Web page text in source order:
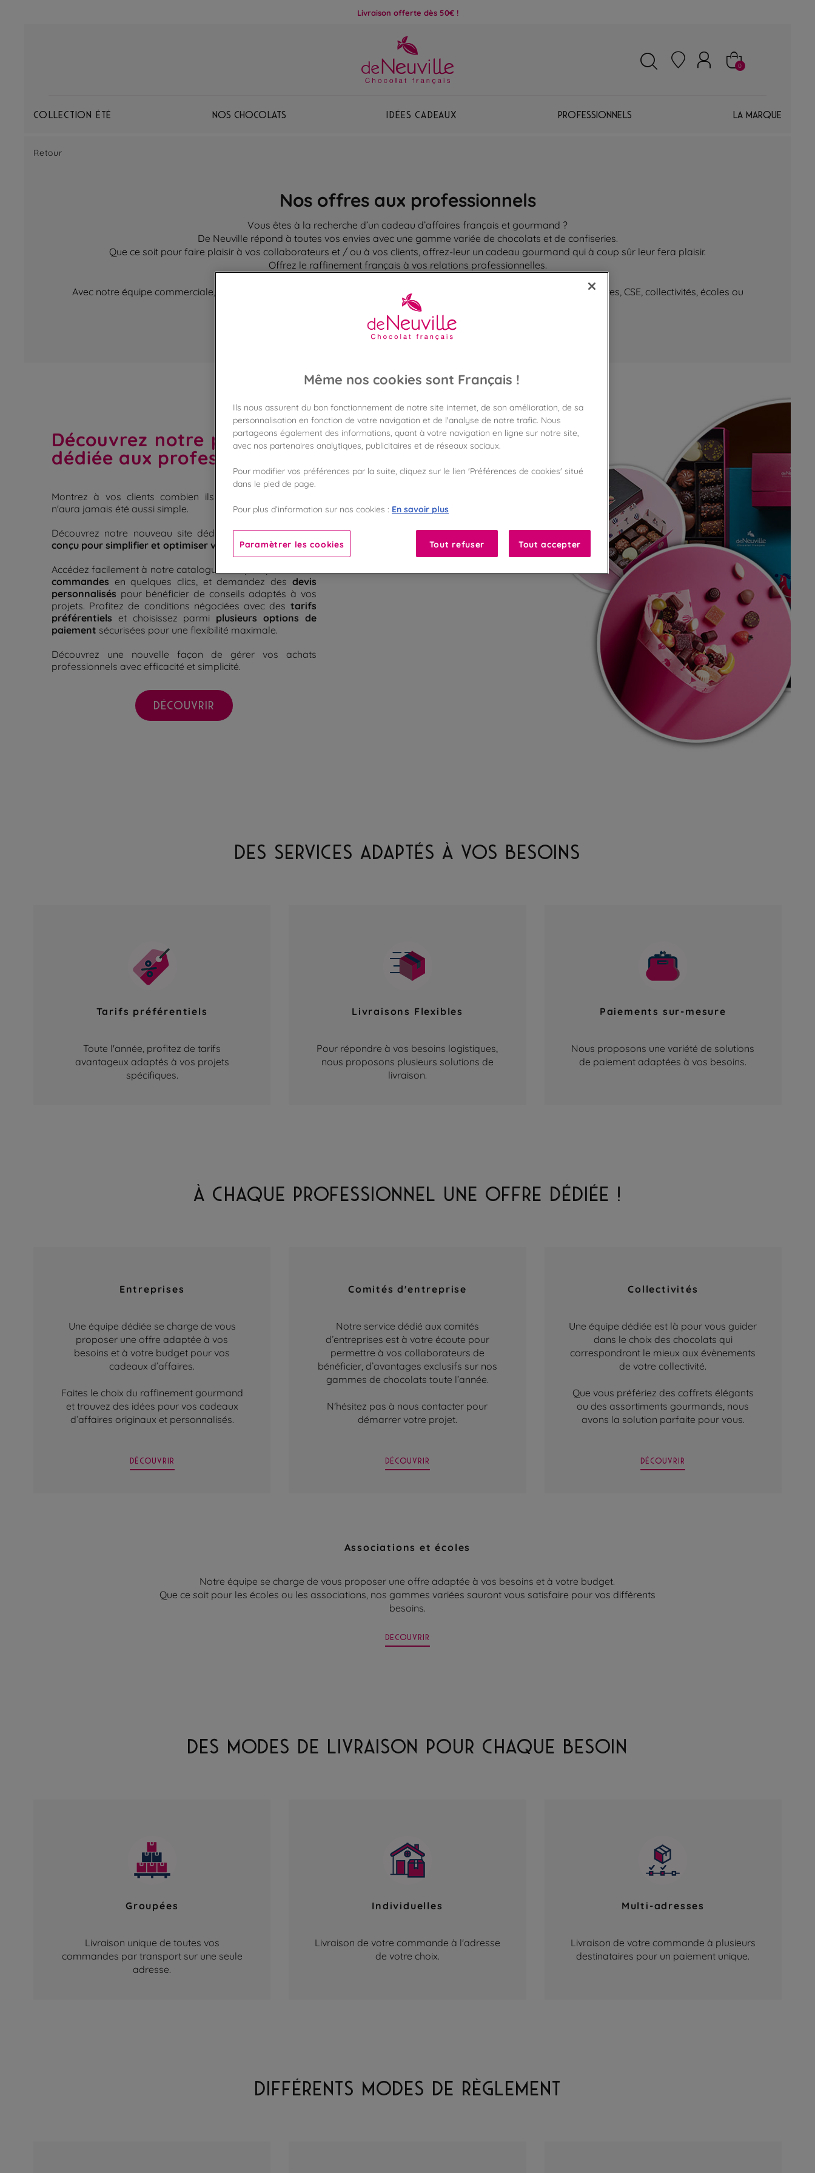
Livraison offerte dès 50€ !
0
Collection Été Nos chocolats Idées Cadeaux Professionnels La marque
Retour
Nos offres aux professionnels
Vous êtes à la recherche d’un cadeau d’affaires français et gourmand ?
De Neuville répond à toutes vos envies avec une gamme variée de chocolats et de confiseries.
Que ce soit pour faire plaisir à vos collaborateurs et / ou à vos clients, offrez-leur un cadeau gourmand qui à coup sûr leur fera plaisir.
Offrez le raffinement français à vos relations professionnelles.
Avec notre équipe commerciale, bénéficiez d’un accompagnement complet tout au long de votre projet cadeaux d’affaires, CSE, collectivités, écoles ou
associations.
Découvrez notre site dédié au professionnels !
Découvrez notre plateforme
dédiée aux professionnels !
Montrez à vos clients combien ils comptent pour vous
n'aura jamais été aussi simple.
Découvrez notre nouveau site dédié aux professionnels,
conçu pour simplifier et optimiser vos achats en ligne.
Accédez facilement à notre catalogue complet, passez vos
commandes en quelques clics, et demandez des devis
personnalisés pour bénéficier de conseils adaptés à vos
projets. Profitez de conditions négociées avec des tarifs
préférentiels et choisissez parmi plusieurs options de
paiement sécurisées pour une flexibilité maximale.
Découvrez une nouvelle façon de gérer vos achats
professionnels avec efficacité et simplicité.
DÉCOUVRIR
DES SERVICES ADAPTÉS À VOS BESOINS
Tarifs préférentiels
Toute l'année, profitez de tarifs
avantageux adaptés à vos projets
spécifiques.
Livraisons Flexibles
Pour répondre à vos besoins logistiques,
nous proposons plusieurs solutions de
livraison.
Paiements sur-mesure
Nous proposons une variété de solutions
de paiement adaptées à vos besoins.
À CHAQUE PROFESSIONNEL UNE OFFRE DÉDIÉE !
Entreprises
Une équipe dédiée se charge de vous
proposer une offre adaptée à vos
besoins et à votre budget pour vos
cadeaux d’affaires.
Faites le choix du raffinement gourmand
et trouvez des idées pour vos cadeaux
d’affaires originaux et personnalisés.
DÉCOUVRIR
Comités d'entreprise
Notre service dédié aux comités
d’entreprises est à votre écoute pour
permettre à vos collaborateurs de
bénéficier, d’avantages exclusifs sur nos
gammes de chocolats toute l’année.
N'hésitez pas à nous contacter pour
démarrer votre projet.
DÉCOUVRIR
Collectivités
Une équipe dédiée est là pour vous guider
dans le choix des chocolats qui
correspondront le mieux aux évènements
de votre collectivité.
Que vous préfériez des coffrets élégants
ou des assortiments gourmands, nous
avons la solution parfaite pour vous.
DÉCOUVRIR
Associations et écoles
Notre équipe se charge de vous proposer une offre adaptée à vos besoins et à votre budget.
Que ce soit pour les écoles ou les associations, nos gammes variées sauront vous satisfaire pour vos différents
besoins.
DÉCOUVRIR
DES MODES DE LIVRAISON POUR CHAQUE BESOIN
Groupées
Livraison unique de toutes vos
commandes par transport sur une seule
adresse.
Individuelles
Livraison de votre commande à l'adresse
de votre choix.
Multi-adresses
Livraison de votre commande à plusieurs
destinataires pour un paiement unique.
DIFFÉRENTS MODES DE RÈGLEMENT
Même nos cookies sont Français !
Ils nous assurent du bon fonctionnement de notre site internet, de son amélioration, de sa
personnalisation en fonction de votre navigation et de l'analyse de notre trafic. Nous
partageons également des informations, quant à votre navigation en ligne sur notre site,
avec nos partenaires analytiques, publicitaires et de réseaux sociaux.
Pour modifier vos préférences par la suite, cliquez sur le lien 'Préférences de cookies' situé
dans le pied de page.
Pour plus d’information sur nos cookies : En savoir plus
Paramètrer les cookies Tout refuser Tout accepter